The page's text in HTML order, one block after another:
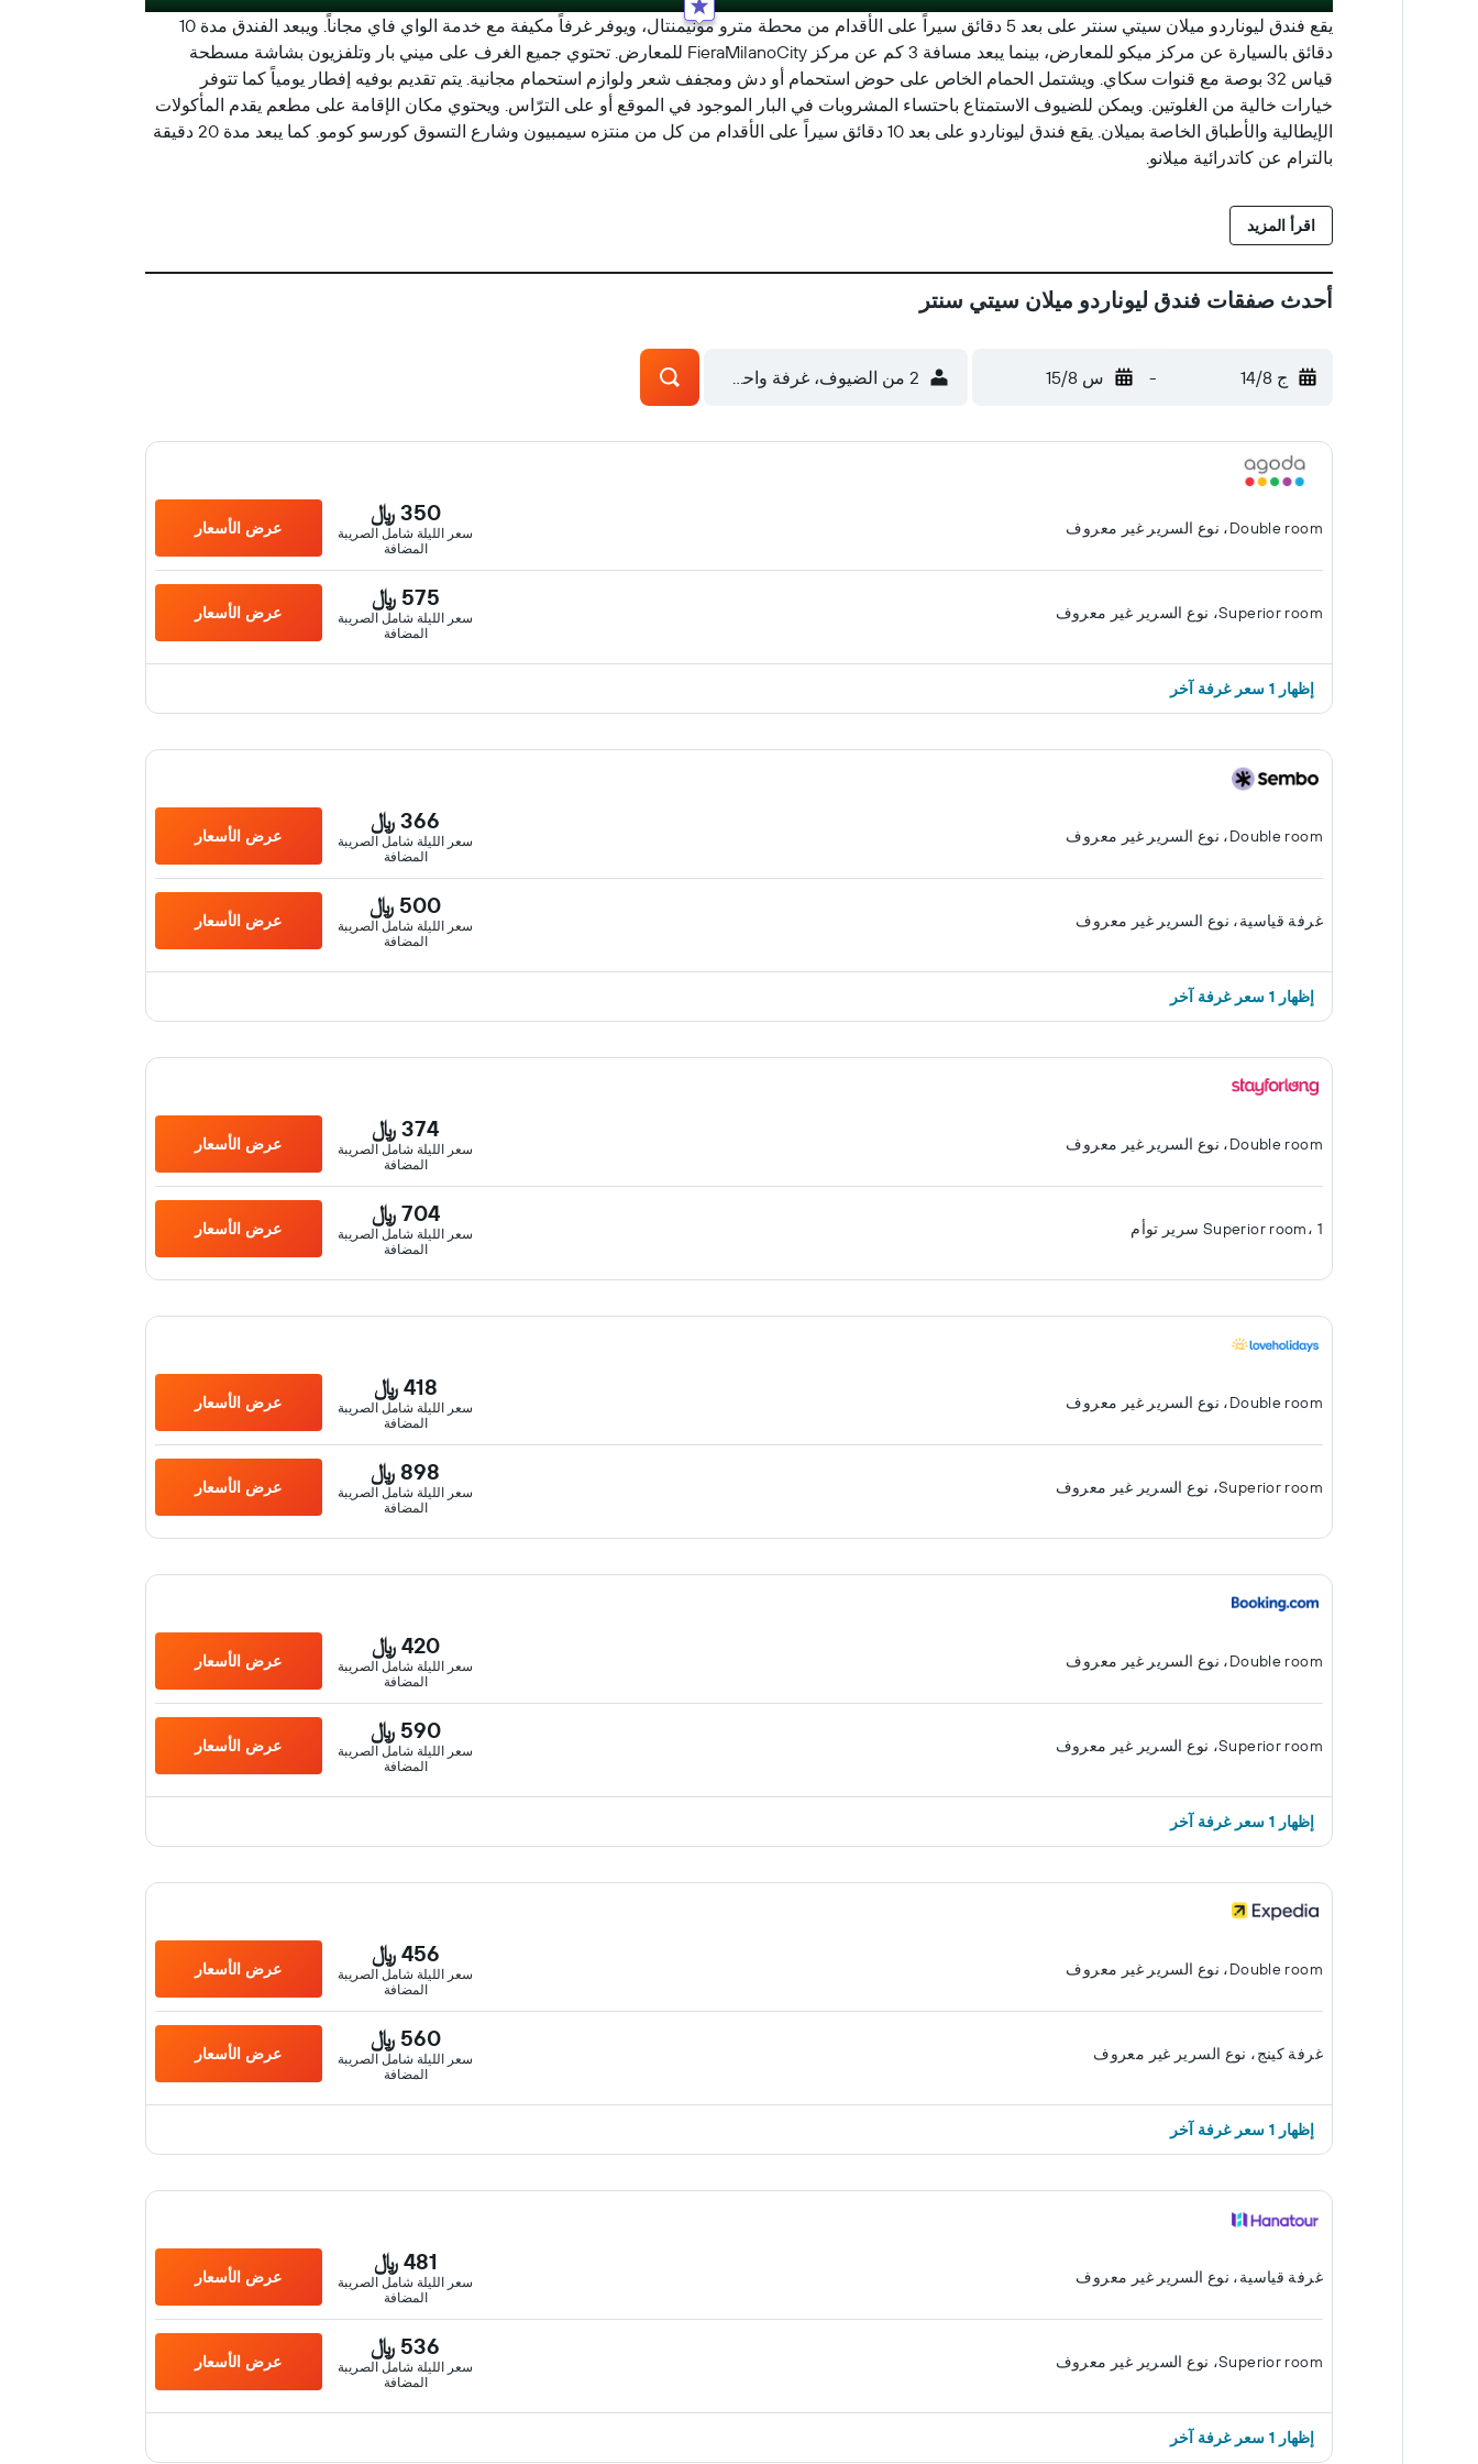
يقع فندق ليوناردو ميلان سيتي سنتر على بعد 5 دقائق سيراً على الأقدام من محطة مترو مونيمنتال، ويوفر غرفاً مكيفة مع خدمة الواي فاي مجاناً. ويبعد الفندق مدة 10
دقائق بالسيارة عن مركز ميكو للمعارض، بينما يبعد مسافة 3 كم عن مركز FieraMilanoCity للمعارض. تحتوي جميع الغرف على ميني بار وتلفزيون بشاشة مسطحة
قياس 32 بوصة مع قنوات سكاي. ويشتمل الحمام الخاص على حوض استحمام أو دش ومجفف شعر ولوازم استحمام مجانية. يتم تقديم بوفيه إفطار يومياً كما تتوفر
خيارات خالية من الغلوتين. ويمكن للضيوف الاستمتاع باحتساء المشروبات في البار الموجود في الموقع أو على الترّاس. ويحتوي مكان الإقامة على مطعم يقدم المأكولات
الإيطالية والأطباق الخاصة بميلان. يقع فندق ليوناردو على بعد 10 دقائق سيراً على الأقدام من كل من منتزه سيمبيون وشارع التسوق كورسو كومو. كما يبعد مدة 20 دقيقة
بالترام عن كاتدرائية ميلانو.
اقرأ المزيد
أحدث صفقات فندق ليوناردو ميلان سيتي سنتر
ج 14/8 - س 15/8 2 من الضيوف، غرفة واحدة
Double room، نوع السرير غير معروف
350 ﷼
سعر الليلة شامل الصريبة
المضافة
عرض الأسعار
Superior room، نوع السرير غير معروف
575 ﷼
سعر الليلة شامل الصريبة
المضافة
عرض الأسعار
إظهار 1 سعر غرفة آخر
Double room، نوع السرير غير معروف
366 ﷼
سعر الليلة شامل الصريبة
المضافة
عرض الأسعار
غرفة قياسية، نوع السرير غير معروف
500 ﷼
سعر الليلة شامل الصريبة
المضافة
عرض الأسعار
إظهار 1 سعر غرفة آخر
Double room، نوع السرير غير معروف
374 ﷼
سعر الليلة شامل الصريبة
المضافة
عرض الأسعار
Superior room، 1 سرير توأم
704 ﷼
سعر الليلة شامل الصريبة
المضافة
عرض الأسعار
Double room، نوع السرير غير معروف
418 ﷼
سعر الليلة شامل الصريبة
المضافة
عرض الأسعار
Superior room، نوع السرير غير معروف
898 ﷼
سعر الليلة شامل الصريبة
المضافة
عرض الأسعار
Double room، نوع السرير غير معروف
420 ﷼
سعر الليلة شامل الصريبة
المضافة
عرض الأسعار
Superior room، نوع السرير غير معروف
590 ﷼
سعر الليلة شامل الصريبة
المضافة
عرض الأسعار
إظهار 1 سعر غرفة آخر
Double room، نوع السرير غير معروف
456 ﷼
سعر الليلة شامل الصريبة
المضافة
عرض الأسعار
غرفة كينج، نوع السرير غير معروف
560 ﷼
سعر الليلة شامل الصريبة
المضافة
عرض الأسعار
إظهار 1 سعر غرفة آخر
غرفة قياسية، نوع السرير غير معروف
481 ﷼
سعر الليلة شامل الصريبة
المضافة
عرض الأسعار
Superior room، نوع السرير غير معروف
536 ﷼
سعر الليلة شامل الصريبة
المضافة
عرض الأسعار
إظهار 1 سعر غرفة آخر